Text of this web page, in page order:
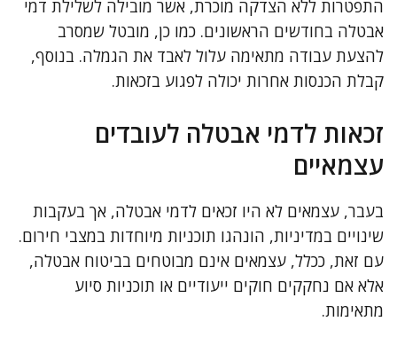
התפטרות ללא הצדקה מוכרת, אשר מובילה לשלילת דמי
אבטלה בחודשים הראשונים. כמו כן, מובטל שמסרב
להצעת עבודה מתאימה עלול לאבד את הגמלה. בנוסף,
קבלת הכנסות אחרות יכולה לפגוע בזכאות.
זכאות לדמי אבטלה לעובדים
עצמאיים
בעבר, עצמאים לא היו זכאים לדמי אבטלה, אך בעקבות
שינויים במדיניות, הונהגו תוכניות מיוחדות במצבי חירום.
עם זאת, ככלל, עצמאים אינם מבוטחים בביטוח אבטלה,
אלא אם נחקקים חוקים ייעודיים או תוכניות סיוע
מתאימות.